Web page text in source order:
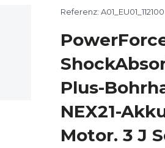
Referenz: A01_EU01_112100
Plus-
NEX21-
Motor. 3 J